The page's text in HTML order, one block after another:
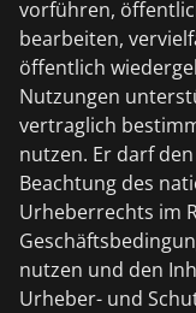
vorführen,
bearbeiten,
öffentlich
Nutzungen
vertraglich
nutzen. Er darf
Beachtung des
Urheberrechts im
nutzen und den
Urheber- und